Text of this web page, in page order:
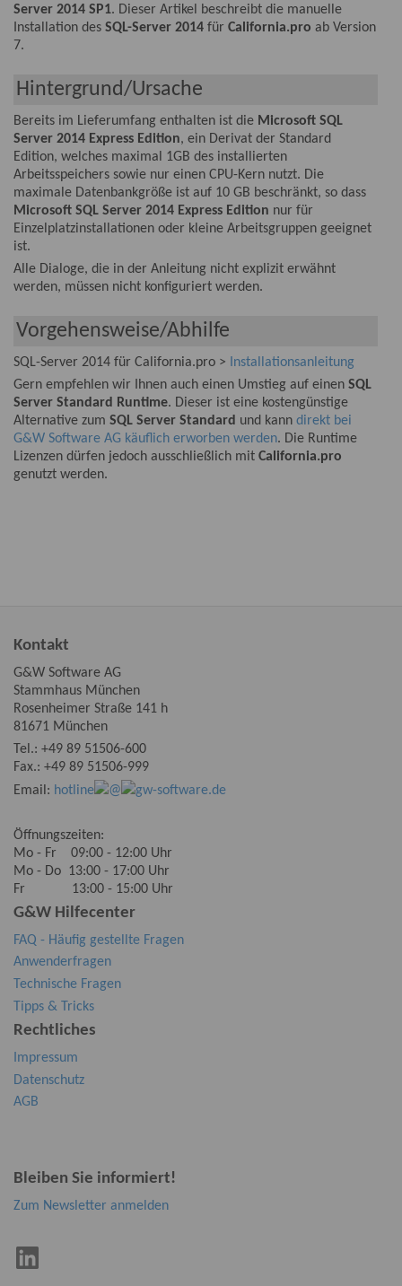
Server 2014 SP1. Dieser Artikel beschreibt die manuelle
Installation des SQL-Server 2014 für California.pro ab Version
7.
Hintergrund/Ursache
Bereits im Lieferumfang enthalten ist die Microsoft SQL
Server 2014 Express Edition, ein Derivat der Standard
Edition, welches maximal 1GB des installierten
Arbeitsspeichers sowie nur einen CPU-Kern nutzt. Die
maximale Datenbankgröße ist auf 10 GB beschränkt, so dass
Microsoft SQL Server 2014 Express Edition nur für
Einzelplatzinstallationen oder kleine Arbeitsgruppen geeignet
ist.
Alle Dialoge, die in der Anleitung nicht explizit erwähnt
werden, müssen nicht konfiguriert werden.
Vorgehensweise/Abhilfe
SQL-Server 2014 für California.pro >
Installationsanleitung
Gern empfehlen wir Ihnen auch einen Umstieg auf einen SQL
Server Standard Runtime. Dieser ist eine kostengünstige
Alternative zum SQL Server Standard und kann direkt bei
G&W Software AG käuflich erworben werden. Die Runtime
Lizenzen dürfen jedoch ausschließlich mit California.pro
genutzt werden.
Kontakt
G&W Software AG
Stammhaus München
Rosenheimer Straße 141 h
81671 München
Tel.: +49 89 51506-600
Fax.: +49 89 51506-999
Email: hotline @ gw-software.de
Öffnungszeiten:
Mo - Fr 09:00 - 12:00 Uhr
Mo - Do 13:00 - 17:00 Uhr
Fr 13:00 - 15:00 Uhr
G&W Hilfecenter
FAQ - Häufig gestellte Fragen
Anwenderfragen
Technische Fragen
Tipps & Tricks
Rechtliches
Impressum
Datenschutz
AGB
Bleiben Sie informiert!
Zum Newsletter anmelden